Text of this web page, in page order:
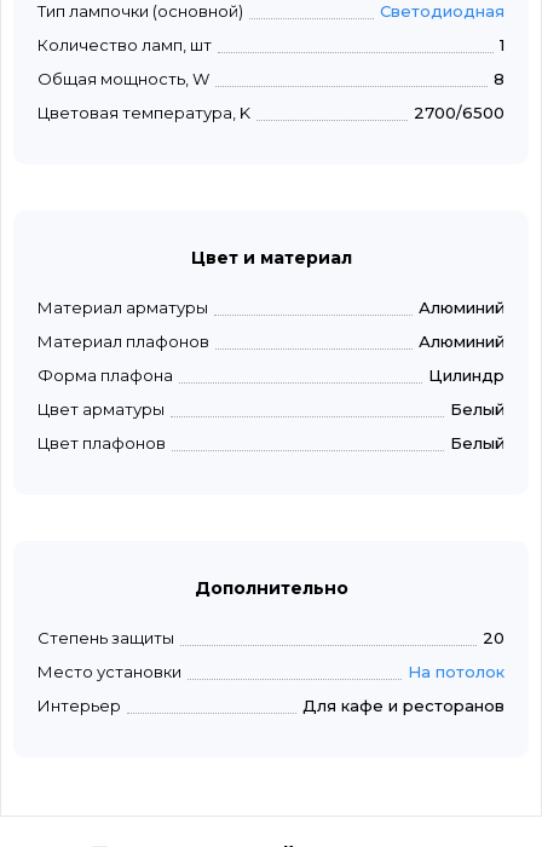
Тип лампочки (основной)
Светодиодная
Количество ламп, шт
1
Общая мощность, W
8
Цветовая температура, K
2700/6500
Цвет и материал
Материал арматуры
Алюминий
Материал плафонов
Алюминий
Форма плафона
Цилиндр
Цвет арматуры
Белый
Цвет плафонов
Белый
Дополнительно
Степень защиты
20
Место установки
На потолок
Интерьер
Для кафе и ресторанов